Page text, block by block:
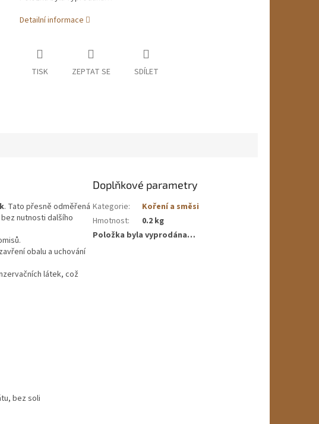
Detailní informace
TISK ZEPTAT SE SDÍLET
. Tato přesně odměřená
nutnosti dalšího
obalu a uchování
látek, což
, bez soli
Doplňkové parametry
Kategorie:
Koření a směsi
Hmotnost:
0.2 kg
Položka byla vyprodána…